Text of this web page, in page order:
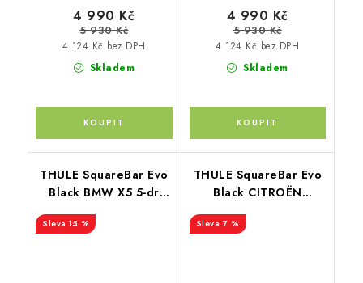
Skladem
4 124 Kč bez DPH
4 990 Kč
5 930 Kč
Skladem
4 124 Kč bez DPH
4 990 Kč
5 930 Kč
THULE SquareBar Evo
Black BMW X5 5-dr
15 %
THULE SquareBar Evo
Black CITROËN
08-18
7 %